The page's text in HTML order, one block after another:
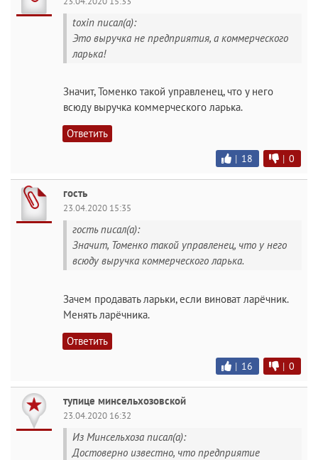
toxin писал(а):
Это выручка не предприятия, а коммерческого
ларька!
Значит, Томенко такой управленец, что у него
всюду выручка коммерческого ларька.
Ответить
| 18 | 0
гость
23.04.2020 15:35
гость писал(а):
Значит, Томенко такой управленец, что у него
всюду выручка коммерческого ларька.
Зачем продавать ларьки, если виноват ларёчник.
Менять ларёчника.
Ответить
| 16 | 0
тупице минсельхозовской
23.04.2020 16:32
Из Минсельхоза писал(а):
Достоверно известно, что предприятие